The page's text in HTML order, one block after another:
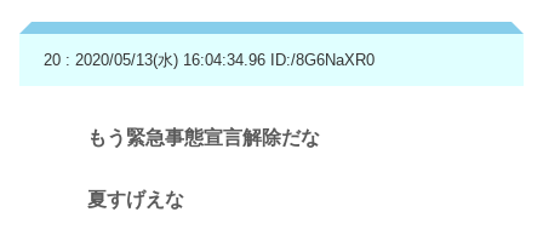
20 : 2020/05/13(水) 16:04:34.96 ID:/8G6NaXR0
もう緊急事態宣言解除だな
夏すげえな